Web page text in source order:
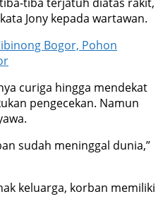
Jony kepada wartawan.
Bogor, Pohon
curiga hingga mendekat
pengecekan. Namun
sudah meninggal dunia,”
keluarga, korban memiliki